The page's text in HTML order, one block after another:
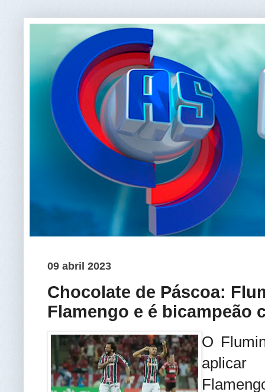
09 abril 2023
Chocolate de Páscoa:
Flamengo e é bicampeão
O
aplicar